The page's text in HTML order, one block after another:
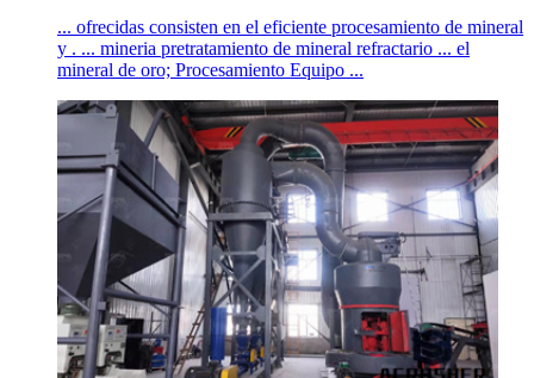
... ofrecidas consisten en el eficiente procesamiento de mineral
y . ... mineria pretratamiento de mineral refractario ... el
mineral de oro; Procesamiento Equipo ...